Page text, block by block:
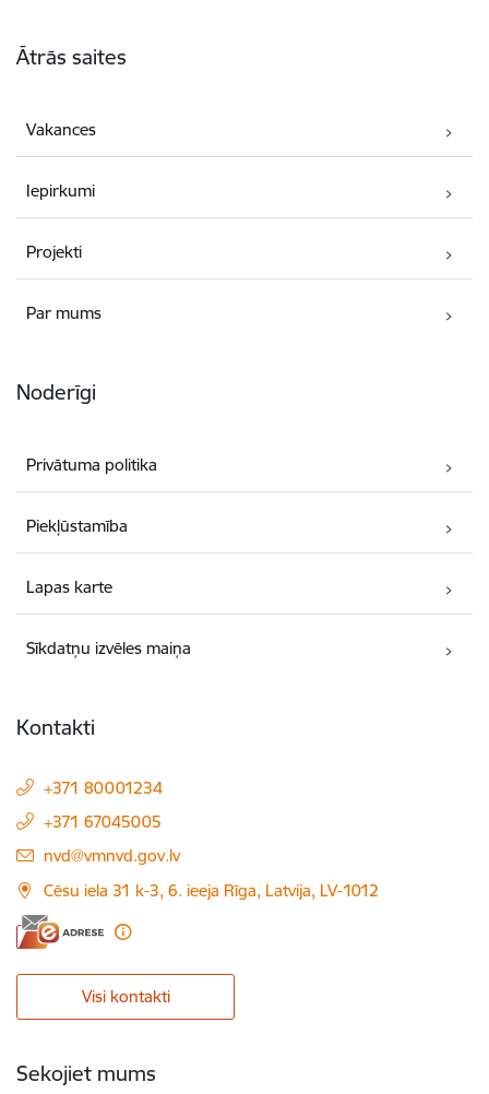
Ātrās saites
Vakances
Iepirkumi
Projekti
Par mums
Noderīgi
Privātuma politika
Piekļūstamība
Lapas karte
Sīkdatņu izvēles maiņa
Kontakti
+371 80001234
+371 67045005
E-pasts:
nvd@vmnvd.gov.lv
Cēsu iela 31 k-3, 6. ieeja Rīga, Latvija, LV-1012
Visi kontakti
Sekojiet mums